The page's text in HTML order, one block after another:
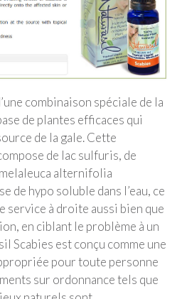
combinaison spéciale de la
de plantes efficaces qui
de la gale. Cette
de lac sulfuris, de
alternifolia
de hypo soluble dans l’eau, ce
service à droite aussi bien que
en ciblant le problème à un
Scabies est conçu comme une
pour toute personne
sur ordonnance tels que